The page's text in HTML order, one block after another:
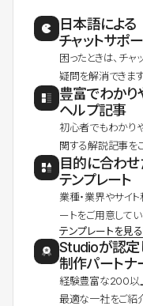
日本語による
チャットサポ
困ったときは、チ
疑問を解消できます
豊富でわかり
ヘルプ記事
初心者でもわかり
関する解説記事を
目的に合わせ
テンプレート
業種・業界やサイ
ートをご用意してい
テンプレートを見る
Studioが認定
制作パートナ
経験豊富な200以
最適な一社をご紹介